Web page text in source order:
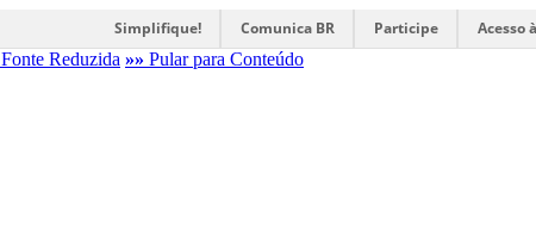
Simplifique! Comunica BR Participe Acesso
Fonte Reduzida »» Pular para Conteúdo